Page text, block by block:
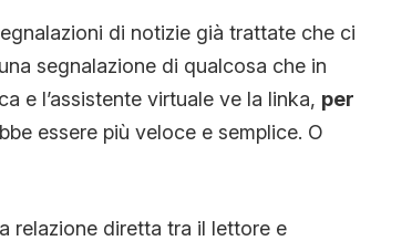
di notizie già trattate che ci
segnalazione di qualcosa che in
e l’assistente virtuale ve la linka, per
essere più veloce e semplice. O
relazione diretta tra il lettore e